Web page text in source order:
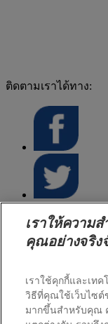
ติดตามเราได้ทาง:
หน้าแรก
กล้าเปื้อนเพื่อเป
ผลิตภัณฑ์ดูแล
บทความและข่
ติดต่อเรา
เราให้ความ
คุณอย่างจริง
เราใช้คุกกี้และเท
วิธีที่คุณใช้เว็บไซต์
มากขึ้นสำหรับคุณ